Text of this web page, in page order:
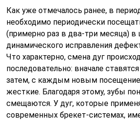
Как уже отмечалось ранее, в
необходимо периодически
(примерно раз в два-три месяца) в
динамического исправления
Что характерно, смена дуг
последовательно: вначале
затем, с каждым новым
жесткие. Благодаря этому, зубы
смещаются. У дуг, которые
современных брекет-системах,